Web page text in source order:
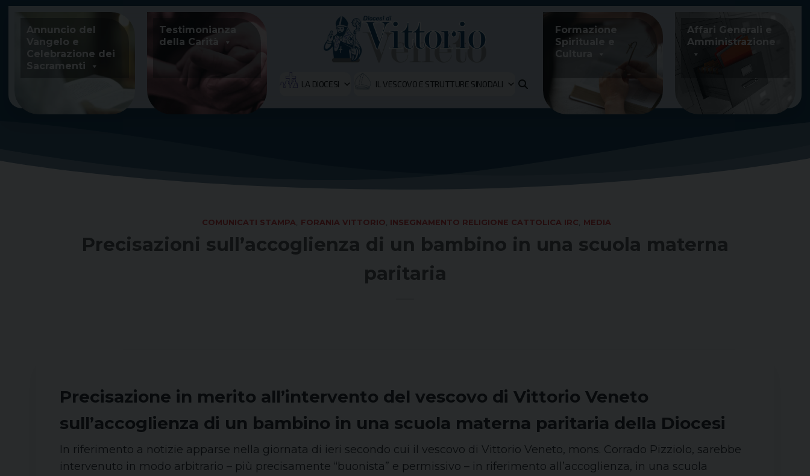
Skip
content
Annuncio del
Vangelo e
Celebrazione dei
Sacramenti
Testimonianza
della Carità
LA DIOCESI IL VESCOVO E STRUTTURE SINODALI
Formazione
Spirituale e
Cultura
Affari Generali e
Amministrazione
COMUNICATI STAMPA FORANIA VITTORIO INSEGNAMENTO RELIGIONE CATTOLICA IRC MEDIA
Precisazioni sull’accoglienza di un bambino in una scuola materna
paritaria
Precisazione in merito all’intervento del vescovo di Vittorio Veneto
sull’accoglienza di un bambino in una scuola materna paritaria della Diocesi
In riferimento a notizie apparse nella giornata di ieri secondo cui il vescovo di Vittorio Veneto, mons. Corrado Pizziolo, sarebbe
intervenuto in modo arbitrario – più precisamente “buonista” e permissivo – in riferimento all’accoglienza, in una scuola